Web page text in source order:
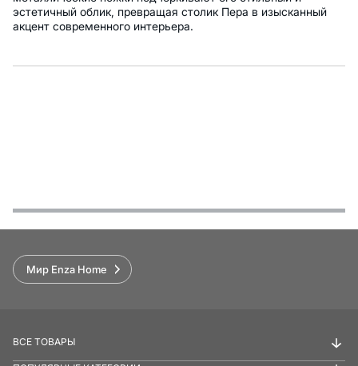
эстетичный облик, превращая столик Пера в изысканный
акцент современного интерьера.
Функции
Варианты оплаты
Условия доставки и возврата
Обзор
Мир Enza Home
ВСЕ ТОВАРЫ